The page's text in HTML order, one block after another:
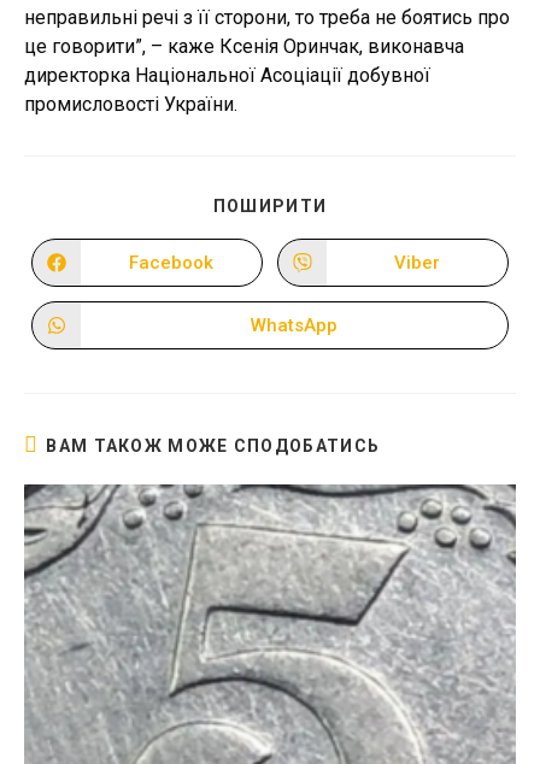
неправильні речі з її сторони, то треба не боятись про
це говорити”, – каже Ксенія Оринчак, виконавча
директорка Національної Асоціації добувної
промисловості України.
ПОШИРИТИ
ВМІСТОМ
Відкрити
в
новому
Facebook
Відкрити
в
новому
Viber
Відкрити
в
WhatsApp
ВАМ ТАКОЖ МОЖЕ СПОДОБАТИСЬ